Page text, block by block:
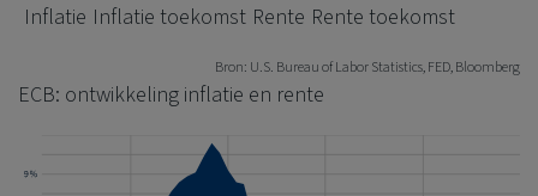
Inflatie Inflatie toekomst Rente Rente toekomst
Bron: U.S. Bureau of Labor Statistics, FED, Bloomberg
ECB: ontwikkeling inflatie en rente